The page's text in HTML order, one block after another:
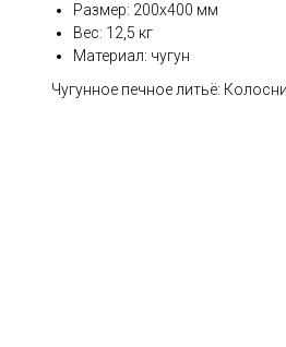
Размер: 200х400 мм
Вес: 12,5 кг
Материал: чугун
Чугунное печное литьё: